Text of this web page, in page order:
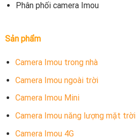
Phân phối camera Imou
Sản phẩm
Camera Imou trong nhà
Camera Imou ngoài trời
Camera Imou Mini
Camera Imou năng lượng mặt trời
Camera Imou 4G